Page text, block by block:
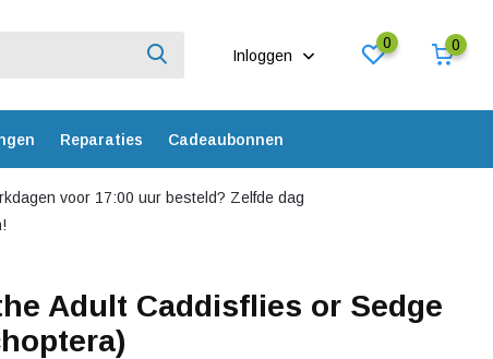
Inloggen
0 0
Reparaties Cadeaubonnen
voor 17:00 uur besteld? Zelfde dag
Adult Caddisflies or Sedge